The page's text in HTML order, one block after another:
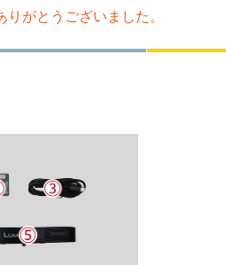
がとうございました。